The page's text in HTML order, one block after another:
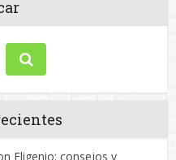
Eligenio: consejos y